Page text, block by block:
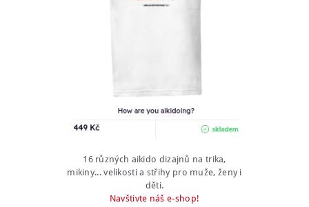
16 různých aikido dizajnů na trika,
mikiny... velikosti a střihy pro muže, ženy i
děti.
Navštivte náš e-shop!